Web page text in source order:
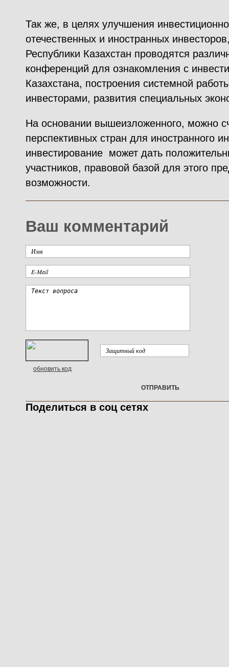
Так же, в целях улучшения
отечественных и иностранных
Республики Казахстан проводятся
конференций для ознакомления с
Казахстана, построения системной
инвесторами, развития специальных
На основании вышеизложенного, можно
перспективных стран для иностранного
инвестирование может дать
участников, правовой базой для этого
возможности.
Ваш комментарий
обновить код
ОТПРАВИТЬ
Поделиться в соц сетях